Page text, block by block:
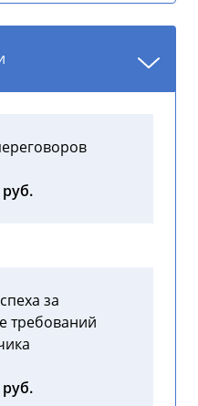
руб.
за
требований
руб.